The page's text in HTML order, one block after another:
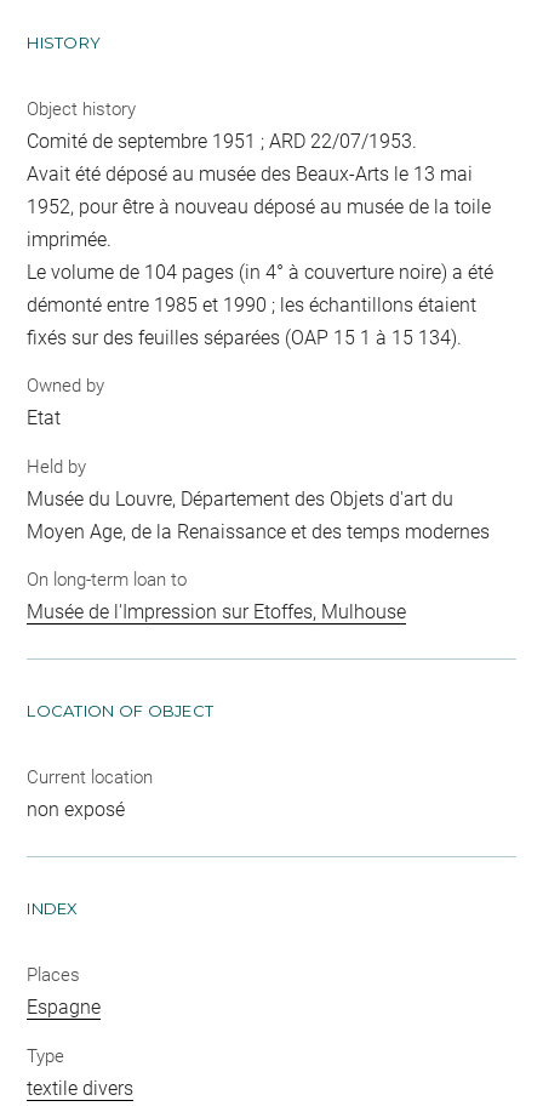
HISTORY
Object history
Comité de septembre 1951 ; ARD 22/07/1953.
Avait été déposé au musée des Beaux-Arts le 13 mai
1952, pour être à nouveau déposé au musée de la toile
imprimée.
Le volume de 104 pages (in 4° à couverture noire) a été
démonté entre 1985 et 1990 ; les échantillons étaient
fixés sur des feuilles séparées (OAP 15 1 à 15 134).
Owned by
Etat
Held by
Musée du Louvre, Département des Objets d'art du
Moyen Age, de la Renaissance et des temps modernes
On long-term loan to
Musée de l'Impression sur Etoffes, Mulhouse
LOCATION OF OBJECT
Current location
non exposé
INDEX
Places
Espagne
Type
textile divers